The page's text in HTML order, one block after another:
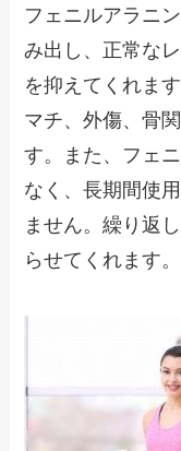
フェニルアラニ
み出し、正常な
を抑えてくれま
マチ、外傷、骨
す。また、フェ
なく、長期間使
ません。繰り返
らせてくれます。